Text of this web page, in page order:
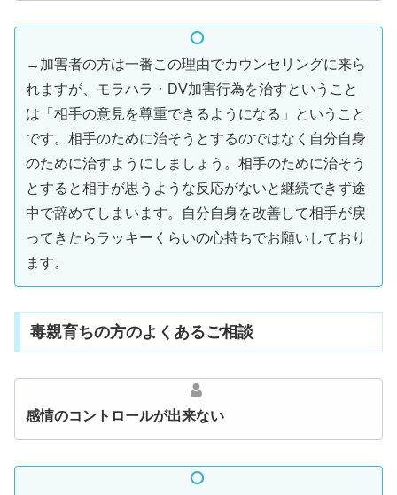
→加害者の方は一番この理由でカウンセリングに来ら
れますが、モラハラ・DV加害行為を治すということ
は「相手の意見を尊重できるようになる」ということ
です。相手のために治そうとするのではなく自分自身
のために治すようにしましょう。相手のために治そう
とすると相手が思うような反応がないと継続できず途
中で辞めてしまいます。自分自身を改善して相手が戻
ってきたらラッキーくらいの心持ちでお願いしており
ます。
毒親育ちの方のよくあるご相談
感情のコントロールが出来ない